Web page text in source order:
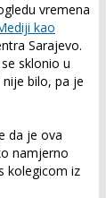
vremena
kao
Sarajevo.
sklonio u
bilo, pa je
da je ova
namjerno
kolegicom iz